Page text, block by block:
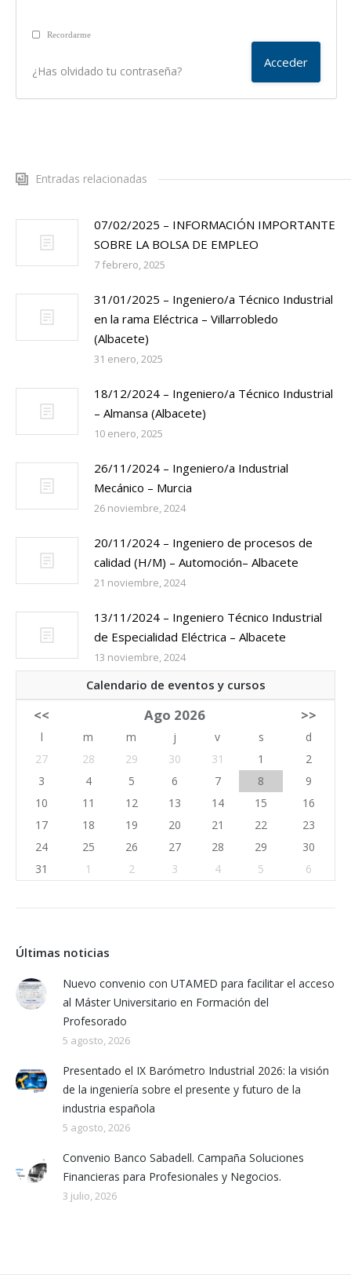
Recordarme
¿Has olvidado tu contraseña?
Entradas relacionadas
07/02/2025 – INFORMACIÓN IMPORTANTE
SOBRE LA BOLSA DE EMPLEO
7 febrero, 2025
31/01/2025 – Ingeniero/a Técnico Industrial
en la rama Eléctrica – Villarrobledo
(Albacete)
31 enero, 2025
18/12/2024 – Ingeniero/a Técnico Industrial
– Almansa (Albacete)
10 enero, 2025
26/11/2024 – Ingeniero/a Industrial
Mecánico – Murcia
26 noviembre, 2024
20/11/2024 – Ingeniero de procesos de
calidad (H/M) – Automoción– Albacete
21 noviembre, 2024
13/11/2024 – Ingeniero Técnico Industrial
de Especialidad Eléctrica – Albacete
13 noviembre, 2024
Calendario de eventos y cursos
<< Ago 2026 >>
l m m j v s
d
27
28 29 30 31 1
2
3
4 5 6 7 8
9
10
11 12 13 14 15
16
17
18 19 20 21 22
23
24
25 26 27 28 29
30
31
1 2 3 4 5 6
Últimas noticias
Nuevo convenio con UTAMED para facilitar el acceso
al Máster Universitario en Formación del
Profesorado
5 agosto, 2026
Presentado el IX Barómetro Industrial 2026: la visión
de la ingeniería sobre el presente y futuro de la
industria española
5 agosto, 2026
Convenio Banco Sabadell. Campaña Soluciones
Financieras para Profesionales y Negocios.
3 julio, 2026